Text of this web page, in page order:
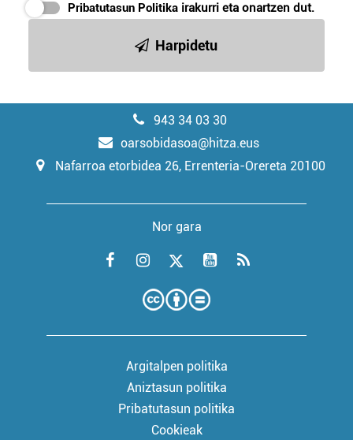
Pribatutasun Politika irakurri eta onartzen dut.
Harpidetu
943 34 03 30
oarsobidasoa@hitza.eus
Nafarroa etorbidea 26, Errenteria-Orereta 20100
Nor gara
Argitalpen politika
Aniztasun politika
Pribatutasun politika
Cookieak